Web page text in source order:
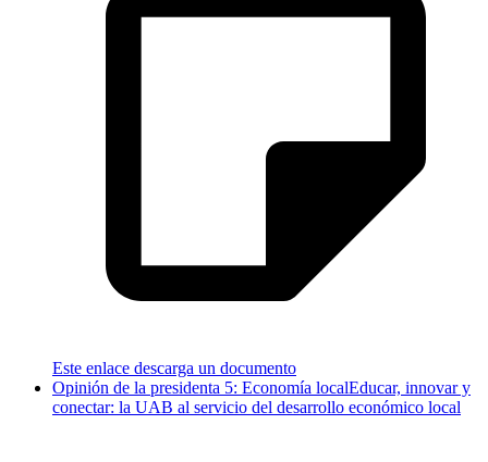
Este enlace descarga un documento
Opinión de la presidenta 5: Economía localEducar, innovar y
conectar: la UAB al servicio del desarrollo económico local